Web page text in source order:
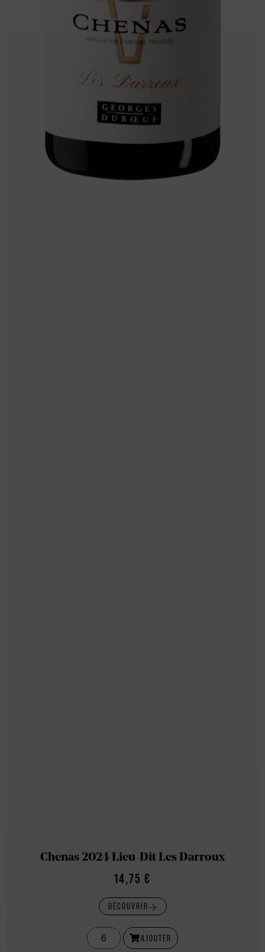
Chenas 2024 Lieu-Dit Les Darroux
14,75 €
DÉCOUVRIR
AJOUTER